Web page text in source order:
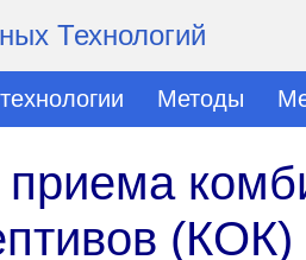
Технологий
Методы
(КОК)